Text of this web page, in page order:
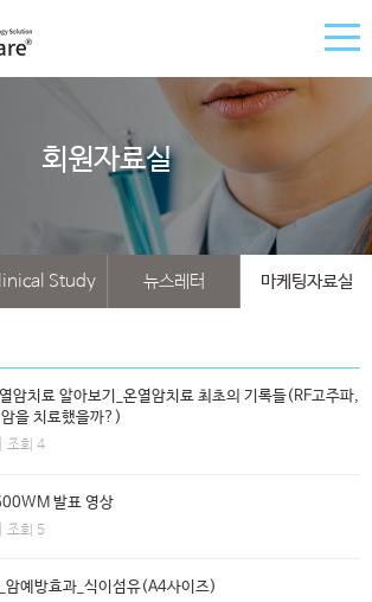
회원자료실
Study 뉴스레터 마케팅자료실
암치료 알아보기_온열암치료 최초의 기록들(RF고주파,
을 치료했을까?)
조회 4
발표 영상
조회 5
암예방효과_식이섬유(A4사이즈)